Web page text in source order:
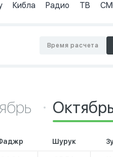
Кибла Радио ТВ
Время расчета
Шурук